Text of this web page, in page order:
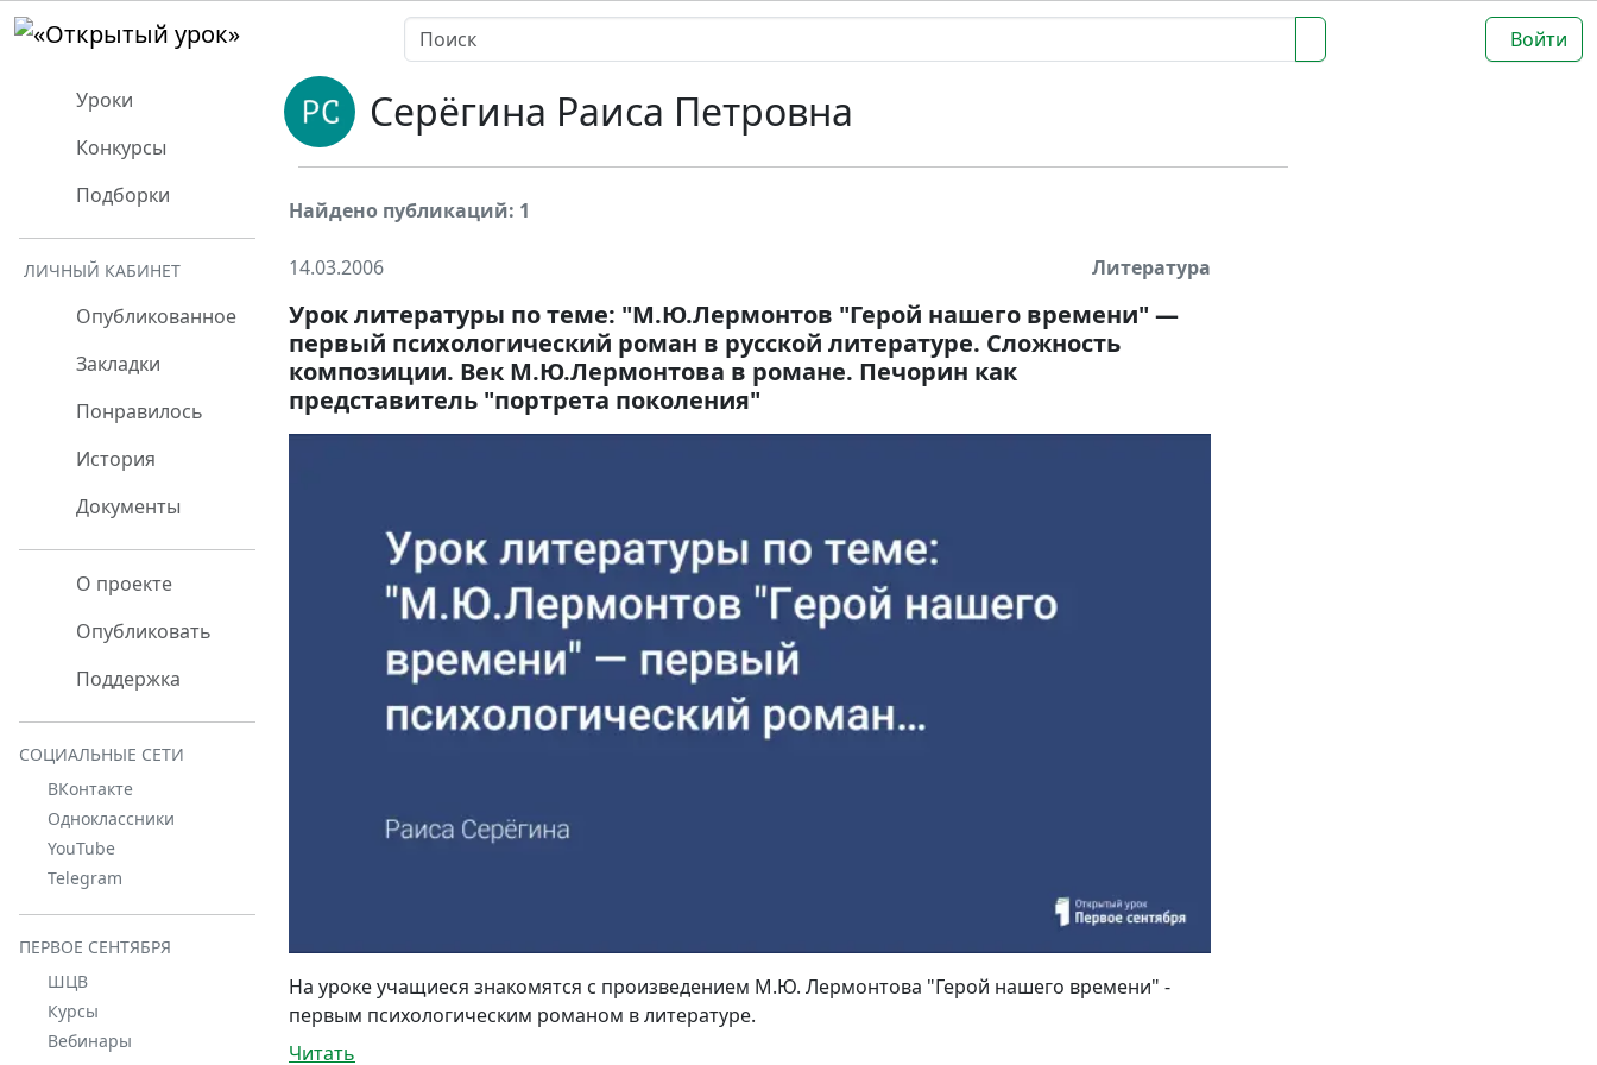
Войти
Уроки
Конкурсы
Подборки
ЛИЧНЫЙ КАБИНЕТ
Опубликованное
Закладки
Понравилось
История
Документы
О проекте
Опубликовать
Поддержка
СОЦИАЛЬНЫЕ СЕТИ
ВКонтакте
Одноклассники
YouTube
Telegram
ПЕРВОЕ СЕНТЯБРЯ
ШЦВ
Курсы
Вебинары
Серёгина Раиса Петровна
Найдено публикаций: 1
14.03.2006 Литература
Урок литературы по теме: "М.Ю.Лермонтов "Герой нашего времени" —
первый психологический роман в русской литературе. Сложность
композиции. Век М.Ю.Лермонтова в романе. Печорин как
представитель "портрета поколения"
На уроке учащиеся знакомятся с произведением М.Ю. Лермонтова "Герой нашего времени" -
первым психологическим романом в литературе.
Читать